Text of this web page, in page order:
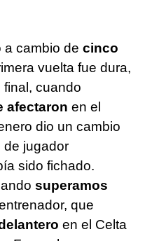
a cambio de cinco
vuelta fue dura,
cuando
afectaron en el
dio un cambio
de jugador
sido fichado.
superamos
que
en el Celta